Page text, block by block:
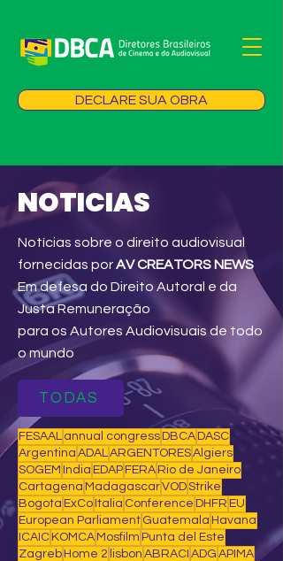
DECLARE SUA OBRA
NOTICIAS
Notícias sobre o direito audiovisual
fornecidas porAV CREATORS NEWS
Em defesa do Direito Autoral e da
Justa Remuneração
para os Autores Audiovisuais de todo
o mundo
TODAS
FESAAL annual congress DBCA DASC
Argentina ADALARGENTORESAlgiers
SOGEM India EDAP FERA Rio de Janeiro
Cartagena MadagascarVODStrike
Bogota ExCo Italia Conference DHFR EU
European Parliament Guatemala Havana
ICAIC KOMCA Mosfilm Punta del Este
Zagreb Home 2 lisbon ABRACI ADG APIMA